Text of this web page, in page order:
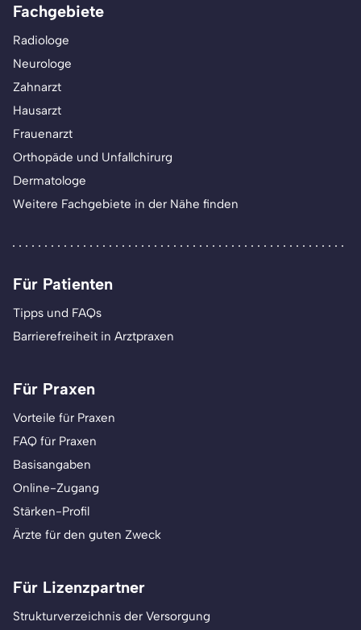
Fachgebiete
Radiologe
Neurologe
Zahnarzt
Hausarzt
Frauenarzt
Orthopäde und Unfallchirurg
Dermatologe
Weitere Fachgebiete in der Nähe finden
Für Patienten
Tipps und FAQs
Barrierefreiheit in Arztpraxen
Für Praxen
Vorteile für Praxen
FAQ für Praxen
Basisangaben
Online-Zugang
Stärken-Profil
Ärzte für den guten Zweck
Für Lizenzpartner
Strukturverzeichnis der Versorgung